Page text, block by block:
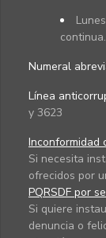
continua.
Numeral
Línea
y 3623
Inconformidad
Si necesita
ofrecidos por
PQRSDF por
Si quiere
denuncia o